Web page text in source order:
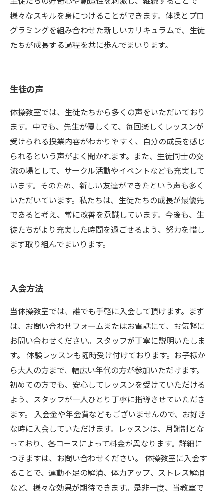
様々なスキルを身につけることができます。体操とプロ
グラミングを組み合わせた新しいカリキュラムで、生徒
たちが成長する過程を共に歩んでまいります。
生徒の声
体操教室では、生徒たちから多くの声をいただいており
ます。中でも、先生が優しくて、毎回楽しくレッスンが
受けられる授業内容がわかりやすく、自分の成長を感じ
られるという声がよく聞かれます。また、生徒同士の交
流の場として、サークル活動やイベントなども充実して
います。そのため、新しい友達ができたという声も多く
いただいています。私たちは、生徒たちの成長が最優先
であると考え、常に改善を意識しています。今後も、生
徒たちがより充実した時間を過ごせるよう、努力を惜し
まず取り組んでまいります。
入会方法
当体操教室では、誰でも手軽に入会して頂けます。まず
は、お問い合わせフォームまたはお電話にて、お気軽に
お問い合わせください。スタッフが丁寧に説明いたしま
す。 体験レッスンも随時受け付けております。お子様か
ら大人の方まで、幅広い年代の方が参加いただけます。
初めての方でも、安心してレッスンを受けていただける
よう、スタッフが一人ひとり丁寧に指導させていただき
ます。 入会金や年会費などもございませんので、お好き
な時に入会していただけます。レッスンは、月謝制とな
っており、各コースによって料金が異なります。詳細に
つきますは、お問い合わせください。 体操教室に入会す
ることで、運動不足の解消、体力アップ、ストレス解消
など、様々な効果が期待できます。是非一度、当教室で